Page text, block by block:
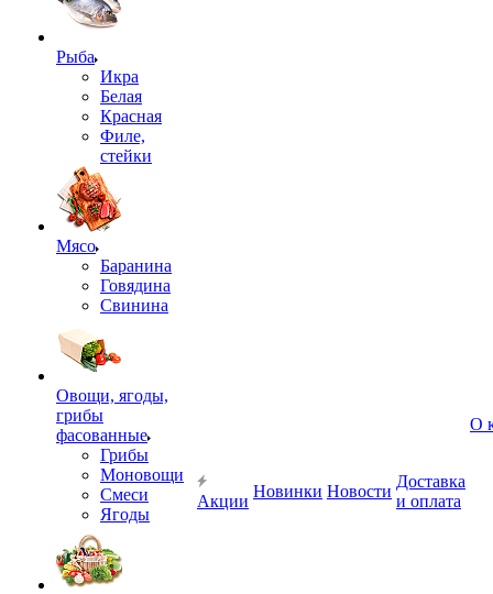
Рыба
Икра
Белая
Красная
Филе,
стейки
Мясо
Баранина
Говядина
Свинина
Овощи, ягоды,
грибы
фасованные
Грибы
Моновощи
Смеси
Ягоды
Акции
Новинки Новости
Доставка
и оплата
О